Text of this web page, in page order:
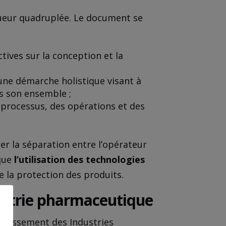
quadruplée. Le document se
sur la conception et la
démarche holistique visant à
son ensemble ;
des opérations et des
la séparation entre l’opérateur
l’utilisation des technologies
la protection des produits.
pharmaceutique
des Industries